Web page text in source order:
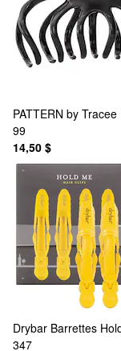
PATTERN by
99
14,50 $
Drybar Barrettes
347